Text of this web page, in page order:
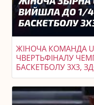
ЖІНОЧА КОМАНДА
ЧВЕРТЬФІНАЛУ
БАСКЕТБОЛУ 3X3,